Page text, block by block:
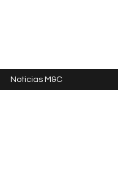
Noticias M&C